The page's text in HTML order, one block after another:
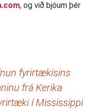
, og við bjóum þér
fyrirtækisins
frá Kerika
í Mississippi